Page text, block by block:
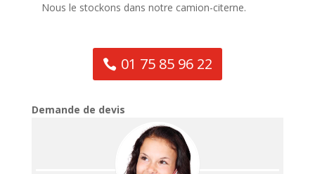
Nous le stockons dans notre camion-citerne.
01 75 85 96 22
Demande de devis